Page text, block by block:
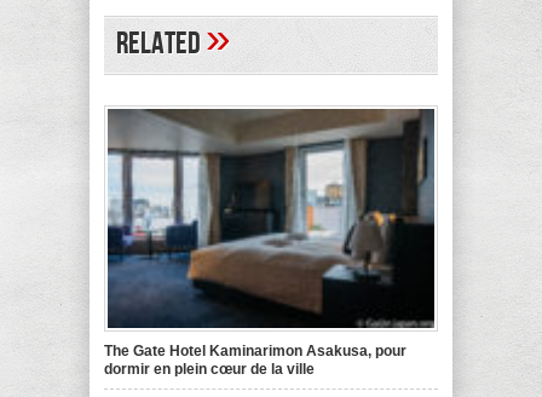
Related»
The Gate Hotel Kaminarimon Asakusa, pour
dormir en plein cœur de la ville